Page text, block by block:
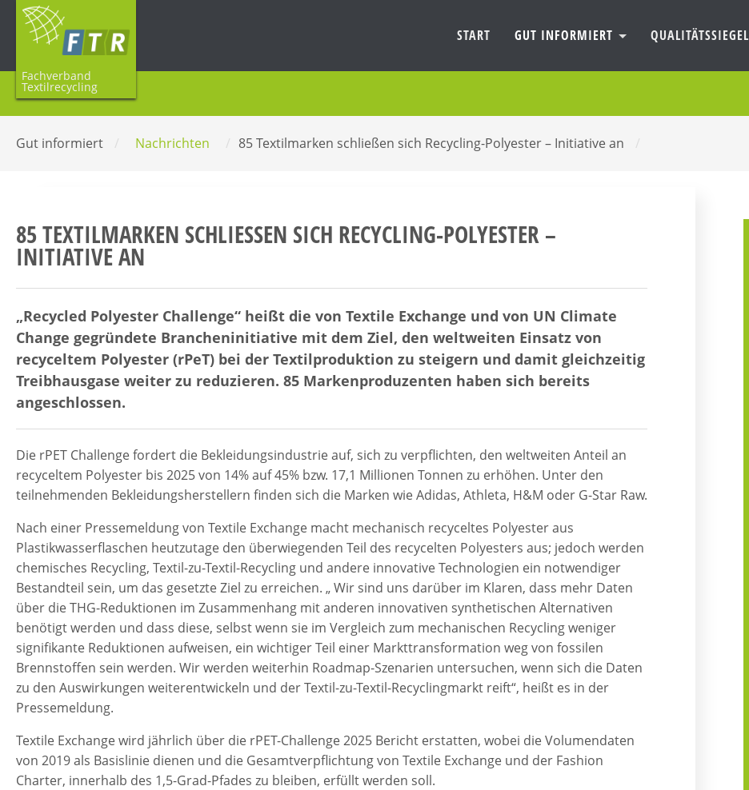
Fachverband
Textilrecycling
START GUT INFORMIERT QUALITÄTSSIEGEL
Gut informiert / Nachrichten / 85 Textilmarken schließen sich Recycling-Polyester – Initiative an /
85 TEXTILMARKEN SCHLIESSEN SICH RECYCLING-POLYESTER – I
NITIATIVE AN
„Recycled Polyester Challenge“ heißt die von Textile Exchange und von UN Climate
Change gegründete Brancheninitiative mit dem Ziel, den weltweiten Einsatz von
recyceltem Polyester (rPeT) bei der Textilproduktion zu steigern und damit gleichzeitig
Treibhausgase weiter zu reduzieren. 85 Markenproduzenten haben sich bereits
angeschlossen.
Die rPET Challenge fordert die Bekleidungsindustrie auf, sich zu verpflichten, den weltweiten Anteil an
recyceltem Polyester bis 2025 von 14% auf 45% bzw. 17,1 Millionen Tonnen zu erhöhen. Unter den
teilnehmenden Bekleidungsherstellern finden sich die Marken wie Adidas, Athleta, H&M oder G-Star Raw.
Nach einer Pressemeldung von Textile Exchange macht mechanisch recyceltes Polyester aus
Plastikwasserflaschen heutzutage den überwiegenden Teil des recycelten Polyesters aus; jedoch werden
chemisches Recycling, Textil-zu-Textil-Recycling und andere innovative Technologien ein notwendiger
Bestandteil sein, um das gesetzte Ziel zu erreichen. „ Wir sind uns darüber im Klaren, dass mehr Daten
über die THG-Reduktionen im Zusammenhang mit anderen innovativen synthetischen Alternativen
benötigt werden und dass diese, selbst wenn sie im Vergleich zum mechanischen Recycling weniger
signifikante Reduktionen aufweisen, ein wichtiger Teil einer Markttransformation weg von fossilen
Brennstoffen sein werden. Wir werden weiterhin Roadmap-Szenarien untersuchen, wenn sich die Daten
zu den Auswirkungen weiterentwickeln und der Textil-zu-Textil-Recyclingmarkt reift“, heißt es in der
Pressemeldung.
Textile Exchange wird jährlich über die rPET-Challenge 2025 Bericht erstatten, wobei die Volumendaten
von 2019 als Basislinie dienen und die Gesamtverpflichtung von Textile Exchange und der Fashion
Charter, innerhalb des 1,5-Grad-Pfades zu bleiben, erfüllt werden soll.